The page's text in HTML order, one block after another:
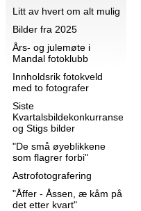
Litt av hvert om alt mulig
Bilder fra 2025
Års- og julemøte i
Mandal fotoklubb
Innholdsrik fotokveld
med to fotografer
Siste
Kvartalsbildekonkurranse
og Stigs bilder
"De små øyeblikkene
som flagrer forbi"
Astrofotografering
"Åffer - Åssen, æ kåm på
det etter kvart"